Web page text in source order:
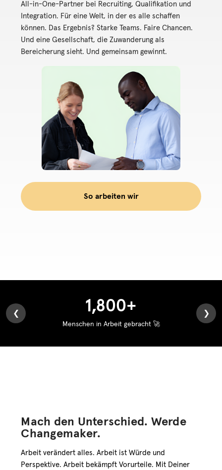
Recruiting-Partner, der Unternehmen
Migrationshintergrund zusammenbringt
— soziale Mission, messbare Business-
KPIs.
Erlebe unsere Geschichte
All-in-One-Partner bei Recruiting, Qualifikation und
Integration. Für eine Welt, in der es alle schaffen
können. Das Ergebnis? Starke Teams. Faire Chancen.
Und eine Gesellschaft, die Zuwanderung als
Bereicherung sieht. Und gemeinsam gewinnt.
So arbeiten wir
❮ ❯
1,800+
Menschen in Arbeit gebracht 🚀
Mach den Unterschied. Werde
Changemaker.
Arbeit verändert alles. Arbeit ist Würde und
Perspektive. Arbeit bekämpft Vorurteile. Mit Deiner